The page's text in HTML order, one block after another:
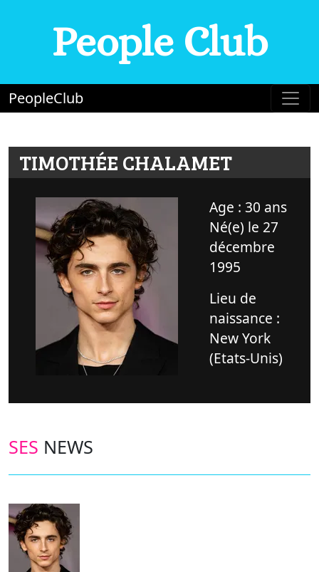
People Club
PeopleClub
TIMOTHÉE CHALAMET
Age : 30 ans
Né(e) le 27
décembre
1995
Lieu de
naissance :
New York
(Etats-Unis)
SES NEWS